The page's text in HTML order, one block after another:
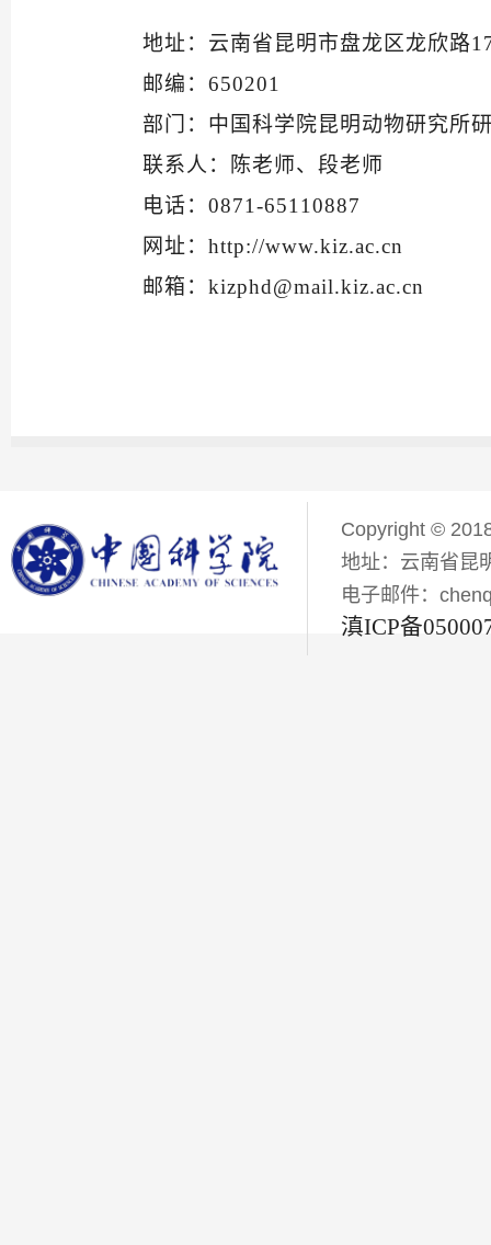
地址：云南省昆明市盘龙区龙欣路
邮编： 650201
部门：中国科学院昆明动物研究所
联系人：陈老师、段老师
电话： 0871-65110887
网址： http://www.kiz.ac.cn
邮箱： kizphd@mail.kiz.ac.cn
Copyright ©
地址：云南省昆
电子邮件：
滇ICP备